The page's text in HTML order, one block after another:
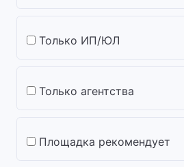
Только ИП/ЮЛ
Только агентства
Площадка рекомендует